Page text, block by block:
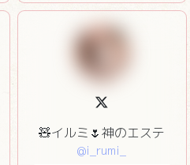
🧸イルミ🌷神のエステ
@i_rumi_